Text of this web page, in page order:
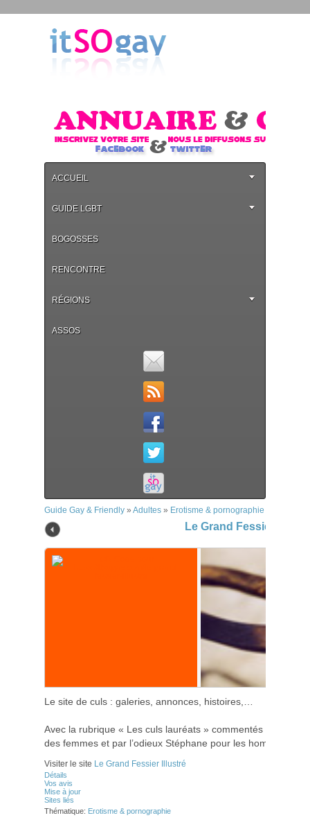
ACCUEIL
GUIDE LGBT
BOGOSSES
RENCONTRE
RÉGIONS
ASSOS
Guide Gay & Friendly » Adultes » Erotisme & pornographie
Le Grand Fessier
Le site de culs : galeries, annonces, histoires,…
Avec la rubrique « Les culs lauréats » commentés par
des femmes et par l’odieux Stéphane pour les hommes.
Visiter le site Le Grand Fessier Illustré
Détails
Vos avis
Mise à jour
Sites liés
Thématique: Erotisme & pornographie